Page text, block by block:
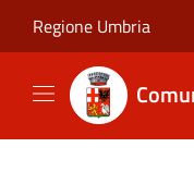
Regione Umbria